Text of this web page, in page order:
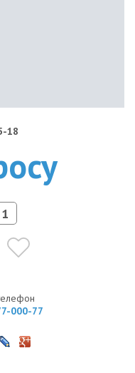
18
000-77